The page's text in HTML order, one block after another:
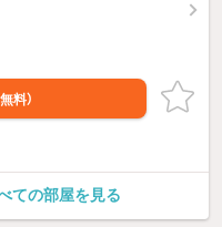
無料）
ての部屋を見る